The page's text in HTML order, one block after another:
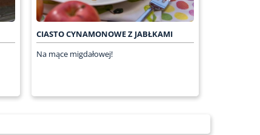
CIASTO CYNAMONOWE Z JABŁKAMI
Na mące migdałowej!